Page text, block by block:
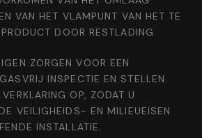
VAN HET VLAMPUNT VAN HET TE
DOOR RESTLADING
ZORGEN VOOR EEN
INSPECTIE EN STELLEN
OP, ZODAT U
VEILIGHEIDS- EN MILIEUEISEN
INSTALLATIE.